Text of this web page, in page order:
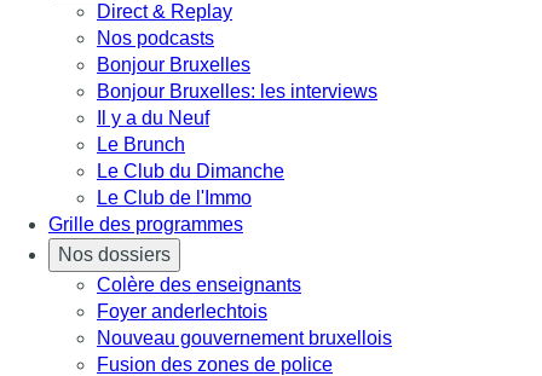
Direct & Replay
Nos podcasts
Bonjour Bruxelles
Bonjour Bruxelles: les interviews
Il y a du Neuf
Le Brunch
Le Club du Dimanche
Le Club de l'Immo
Grille des programmes
Nos dossiers
Colère des enseignants
Foyer anderlechtois
Nouveau gouvernement bruxellois
Fusion des zones de police